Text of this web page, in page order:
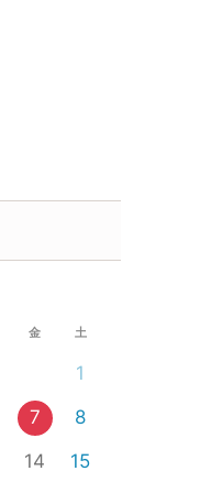
金 土
1
7
8
14 15